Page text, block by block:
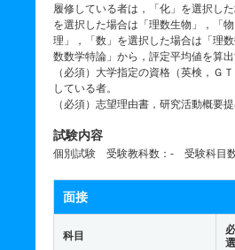
履修している者は，「化」を選択し
を選択した場合は「理数生物」，「
理」，「数」を選択した場合は「理
数数学特論」から，評定平均値を算出
（必須）大学指定の資格（英検，Ｇ
している者。
（必須）志望理由書，研究活動概要提
試験内容
個別試験 受験教科数：- 受験科目
面接
科目